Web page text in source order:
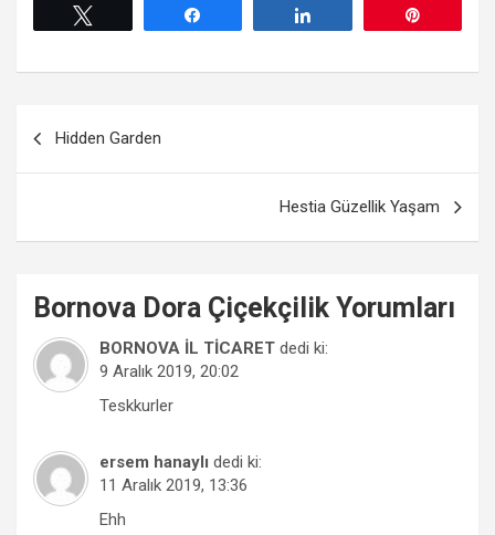
Hidden Garden
Hestia Güzellik Yaşam
Bornova Dora Çiçekçilik Yorumları
BORNOVA İL TİCARET dedi ki:
9 Aralık 2019, 20:02
Teskkurler
ersem hanaylı dedi ki:
11 Aralık 2019, 13:36
Ehh